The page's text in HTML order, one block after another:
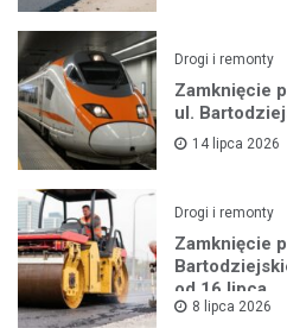
Drogi i remonty
Zamknięcie
ul.
14 lipca 2026
Drogi i remonty
Zamknięcie
od 16 lipca
8 lipca 2026